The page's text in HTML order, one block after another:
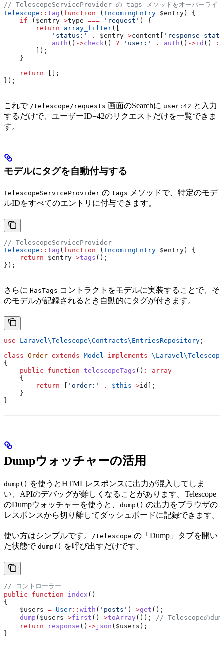
// TelescopeServiceProvider の tags メソッドをオーバーライド
Telescope :: tag ( function ( IncomingEntry $entry ) {
    if
( $entry->type === 'request' ) {
        return
array_filter([
            'status:'
. $entry->content
            auth
() ->check() ? 'user:' . auth () ->id () :
        ]);
    }
    return
[];
});
これで /telescope/requests 画面のSearchに user:42 と入力
するだけで、ユーザーID=42のリクエストだけを一覧できま
す。
モデルにタグを自動付与する
TelescopeServiceProvider の tags メソッドで、特定のモデ
ルIDをすべてのエントリに付与できます。
// TelescopeServiceProvider
Telescope :: tag ( function ( IncomingEntry $entry ) {
    return
$entry->tags ();
});
さらに HasTags コントラクトをモデルに実装することで、そ
のモデルが記録されるとき自動的にタグが付きます。
use Laravel\Telescope\Contracts\ EntriesRepository ;
class Order extends Model implements
{
    public
function telescopeTags () :
array
    {
        return
'order:' . $this ->id
];
    }
}
Dumpウォッチャーの活用
dump() を使うとHTMLレスポンスに出力が混入してしま
い、APIのデバッグが難しくなることがあります。Telescope
のDumpウォッチャーを使うと、 dump() の出力をブラウザの
レスポンスから切り離してダッシュボードに記録できます。
使い方はシンプルです。 /telescope の「Dump」タブを開い
た状態で dump() を呼び出すだけです。
// コントローラー
public function index ()
{
    $users
= User :: with ( 'posts' ) ->get ();
    dump
( $users ->first () ->toArray ()); // Telescopeのdump
    return
response () ->json ( $users );
}